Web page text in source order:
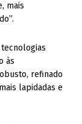
mais
às
refinado
lapidadas e